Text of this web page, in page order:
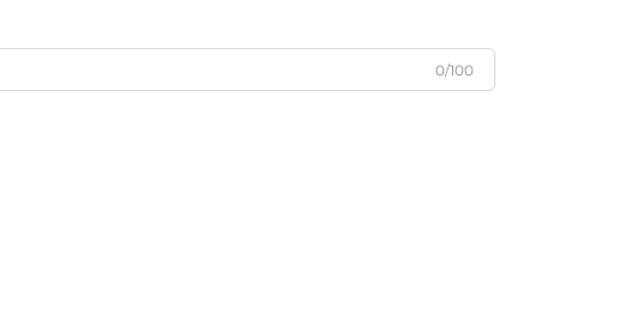
0/100